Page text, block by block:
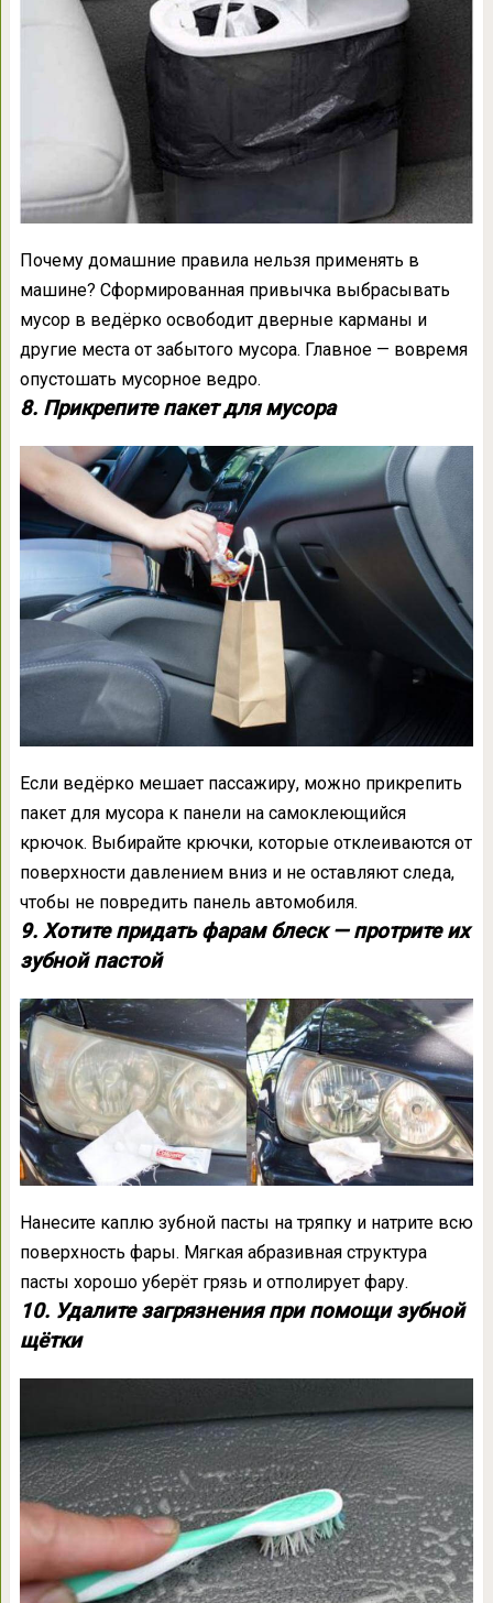
Почему домашние правила нельзя применять в
машине? Сформированная привычка выбрасывать
мусор в ведёрко освободит дверные карманы и
другие места от забытого мусора. Главное — вовремя
опустошать мусорное ведро.
8. Прикрепите пакет для мусора
Если ведёрко мешает пассажиру, можно прикрепить
пакет для мусора к панели на самоклеющийся
крючок. Выбирайте крючки, которые отклеиваются от
поверхности давлением вниз и не оставляют следа,
чтобы не повредить панель автомобиля.
9. Хотите придать фарам блеск — протрите их
зубной пастой
Нанесите каплю зубной пасты на тряпку и натрите всю
поверхность фары. Мягкая абразивная структура
пасты хорошо уберёт грязь и отполирует фару.
10. Удалите загрязнения при помощи зубной
щётки